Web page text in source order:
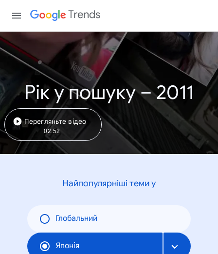
Trends
Рік у пошуку – 2011
Перегляньте відео
02:52
Найпопулярніші теми у
Глобальний
Японія